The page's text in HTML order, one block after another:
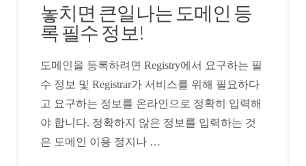
놓치면 큰일나는 도메인 등
록 필수 정보!
도메인을 등록하려면 Registry에서 요구하는 필
수 정보 및 Registrar가 서비스를 위해 필요하다
고 요구하는 정보를 온라인으로 정확히 입력해
야 합니다. 정확하지 않은 정보를 입력하는 것
은 도메인 이용 정지나 …